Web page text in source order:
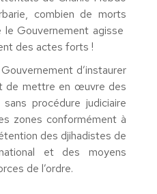
combien de morts
Gouvernement agisse
des actes forts !
d’instaurer
de mettre en œuvre des
procédure judiciaire
zones conformément à
des djihadistes de
et des moyens
de l’ordre.